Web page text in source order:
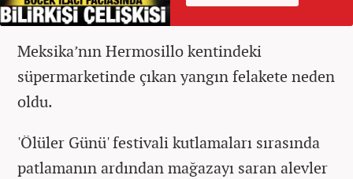
Meksika’nın Hermosillo kentindeki
süpermarketinde çıkan yangın felakete neden
oldu.
'Ölüler Günü' festivali kutlamaları sırasında
patlamanın ardından mağazayı saran alevler